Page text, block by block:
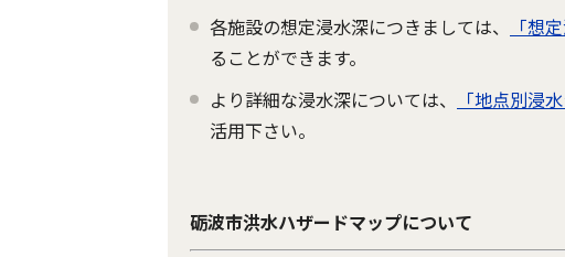
各施設の想定浸水深につきましては、
「想
ることができます。
より詳細な浸水深については、
「地点別浸
活用下さい。
砺波市洪水ハザードマップについて